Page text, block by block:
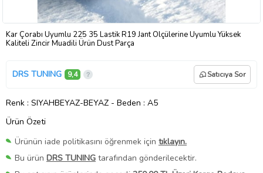
Kar Çorabı Uyumlu 225 35 Lastik R19 Jant Ölçülerine Uyumlu Yüksek
Kaliteli Zincir Muadili Ürün Dust Parça
DRS TUNING 9,4 Satıcıya Sor
Renk : SIYAHBEYAZ-BEYAZ - Beden : A5
Ürün Özeti
Ürünün iade politikasını öğrenmek için tıklayın.
Bu ürün DRS TUNING tarafından gönderilecektir.